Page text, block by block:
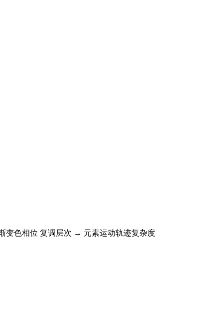
变色相位 复调层次 → 元素运动轨迹复杂度